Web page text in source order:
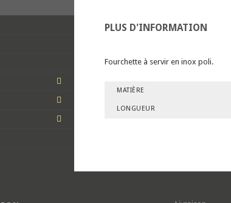
PLUS D'INFORMATION
Fourchette à servir en inox poli.
MATIÈRE
LONGUEUR